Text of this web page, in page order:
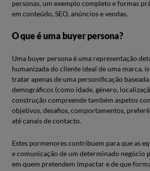
personas, um exemplo completo e formas
em conteúdo, SEO, anúncios e vendas.
O que é uma buyer persona?
Uma buyer persona é uma representação
humanizada do cliente ideal de uma marca,
tratar apenas de uma personificação
demográficos (como idade, género,
construção compreende também aspetos
objetivos, desafios, comportamentos,
até canais de contacto.
Estes pormenores contribuem para que as
e comunicação de um determinado negócio
em quem pretendem impactar e de que